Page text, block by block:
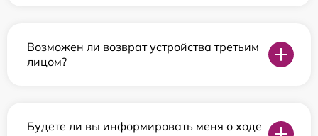
Возможен ли возврат устройства третьим
лицом?
Будете ли вы информировать меня о ходе